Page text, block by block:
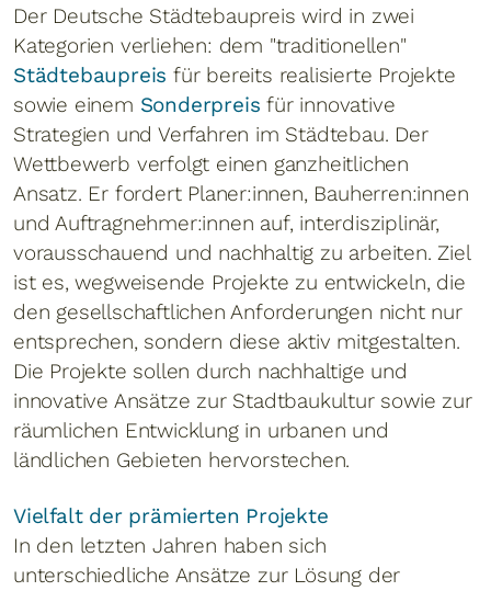
Der Deutsche Städtebaupreis wird in zwei
Kategorien verliehen: dem "traditionellen"
Städtebaupreis für bereits realisierte Projekte
sowie einem Sonderpreis für innovative
Strategien und Verfahren im Städtebau. Der
Wettbewerb verfolgt einen ganzheitlichen
Ansatz. Er fordert Planer:innen, Bauherren:innen
und Auftragnehmer:innen auf, interdisziplinär,
vorausschauend und nachhaltig zu arbeiten. Ziel
ist es, wegweisende Projekte zu entwickeln, die
den gesellschaftlichen Anforderungen nicht nur
entsprechen, sondern diese aktiv mitgestalten.
Die Projekte sollen durch nachhaltige und
innovative Ansätze zur Stadtbaukultur sowie zur
räumlichen Entwicklung in urbanen und
ländlichen Gebieten hervorstechen.
Vielfalt der prämierten Projekte
In den letzten Jahren haben sich
unterschiedliche Ansätze zur Lösung der